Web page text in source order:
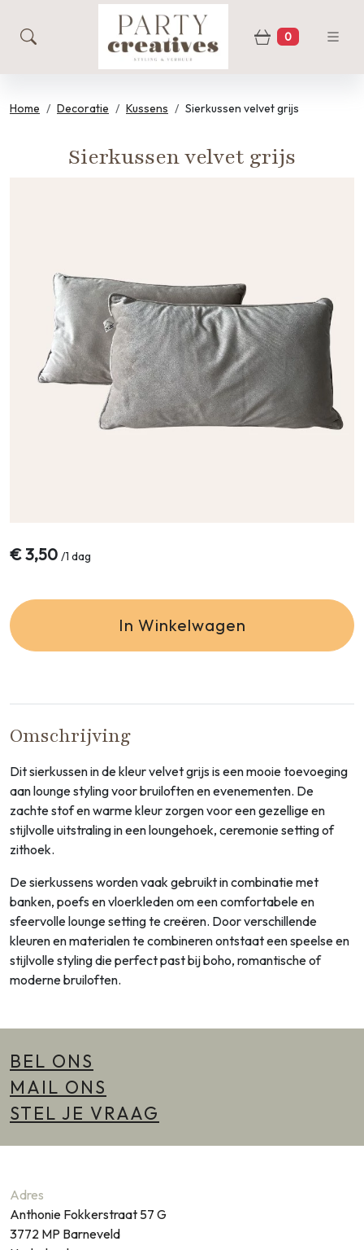
zoeken
0
Home Decoratie Kussens Sierkussen velvet grijs
Sierkussen velvet grijs
€3,50 /1 dag
In Winkelwagen
Omschrijving
Dit sierkussen in de kleur velvet grijs is een mooie toevoeging
aan lounge styling voor bruiloften en evenementen. De
zachte stof en warme kleur zorgen voor een gezellige en
stijlvolle uitstraling in een loungehoek, ceremonie setting of
zithoek.
De sierkussens worden vaak gebruikt in combinatie met
banken, poefs en vloerkleden om een comfortabele en
sfeervolle lounge setting te creëren. Door verschillende
kleuren en materialen te combineren ontstaat een speelse en
stijlvolle styling die perfect past bij boho, romantische of
moderne bruiloften.
BEL ONS
MAIL ONS
STEL JE VRAAG
Adres
Anthonie Fokkerstraat 57 G
3772 MP Barneveld